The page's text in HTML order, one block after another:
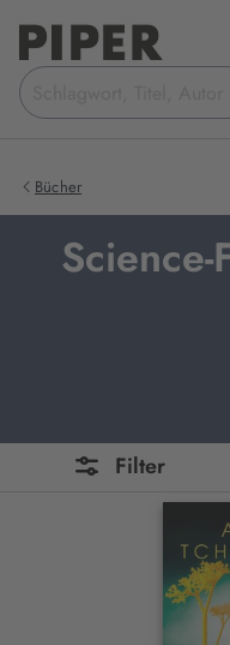
Suchbegriff
eingeben
Bücher
Filter